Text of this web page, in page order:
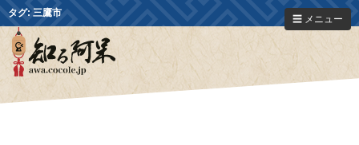
タグ:三鷹市
☰ メニュー